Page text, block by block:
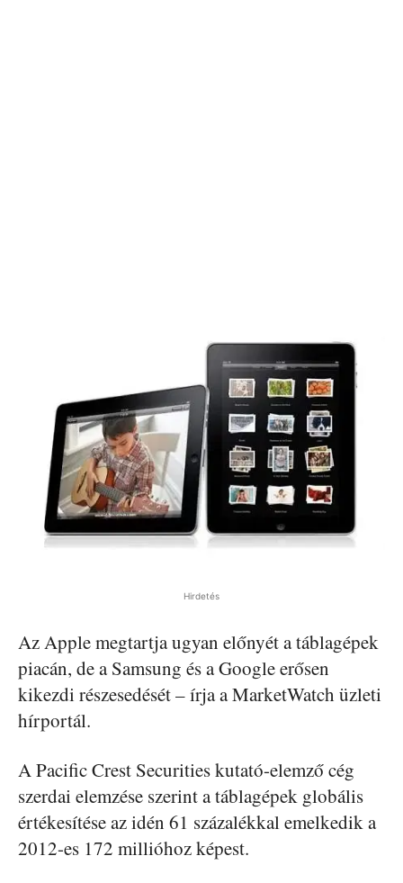
Hirdetés
Az Apple megtartja ugyan előnyét a táblagépek
piacán, de a Samsung és a Google erősen
kikezdi részesedését – írja a MarketWatch üzleti
hírportál.
A Pacific Crest Securities kutató-elemző cég
szerdai elemzése szerint a táblagépek globális
értékesítése az idén 61 százalékkal emelkedik a
2012-es 172 millióhoz képest.